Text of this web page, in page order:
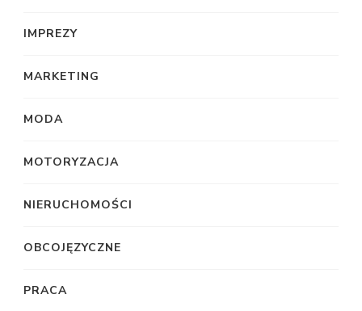
IMPREZY
MARKETING
MODA
MOTORYZACJA
NIERUCHOMOŚCI
OBCOJĘZYCZNE
PRACA